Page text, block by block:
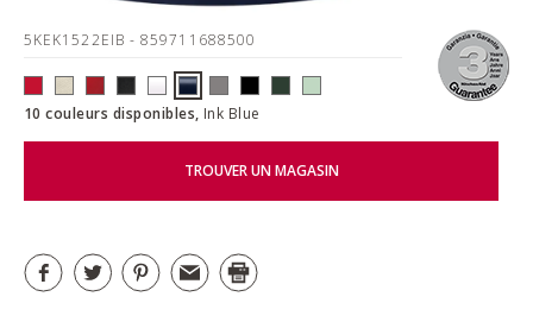
5KEK1522EIB - 859711688500
10 couleurs disponibles, Ink Blue
TROUVER UN MAGASIN